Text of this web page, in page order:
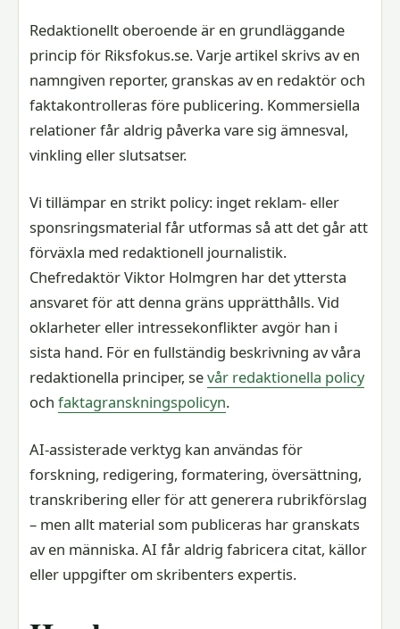
Redaktionellt oberoende är en grundläggande
princip för Riksfokus.se. Varje artikel skrivs av en
namngiven reporter, granskas av en redaktör och
faktakontrolleras före publicering. Kommersiella
relationer får aldrig påverka vare sig ämnesval,
vinkling eller slutsatser.
Vi tillämpar en strikt policy: inget reklam- eller
sponsringsmaterial får utformas så att det går att
förväxla med redaktionell journalistik.
Chefredaktör Viktor Holmgren har det yttersta
ansvaret för att denna gräns upprätthålls. Vid
oklarheter eller intressekonflikter avgör han i
sista hand. För en fullständig beskrivning av våra
redaktionella principer, sevår redaktionella policy
och faktagranskningspolicyn.
AI-assisterade verktyg kan användas för
forskning, redigering, formatering, översättning,
transkribering eller för att generera rubrikförslag
– men allt material som publiceras har granskats
av en människa. AI får aldrig fabricera citat, källor
eller uppgifter om skribenters expertis.